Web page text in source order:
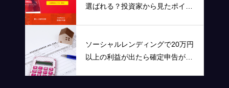
選ばれる？投資家から見たポイン
ソーシャルレンディングで20万円
以上の利益が出たら確定申告が必